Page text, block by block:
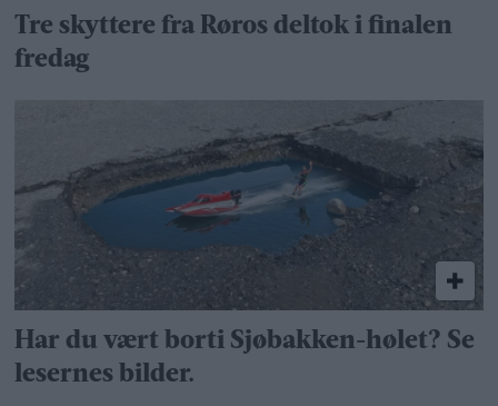
Tre skyttere fra Røros deltok i finalen
fredag
Har du vært borti Sjøbakken-hølet? Se
lesernes bilder.